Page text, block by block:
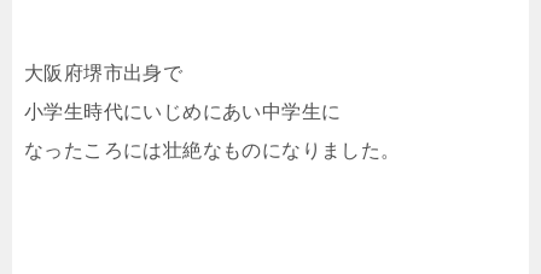
大阪府堺市出身で
小学生時代にいじめにあい中学生に
なったころには壮絶なものになりました。